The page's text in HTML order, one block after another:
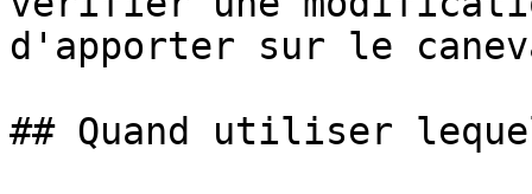
d'apporter sur le
## Quand utiliser